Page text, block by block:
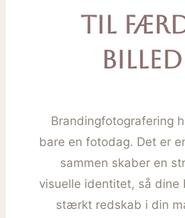
til
Brandingfotografering
bare en fotodag. Det er
sammen skaber en
visuelle identitet, så dine
stærkt redskab i din